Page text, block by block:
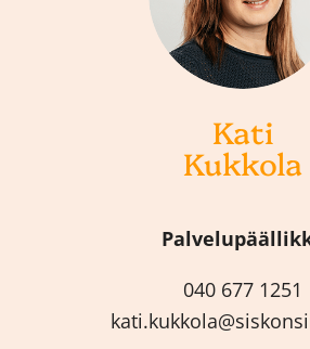
Kati
Kukkola
040 677 1251